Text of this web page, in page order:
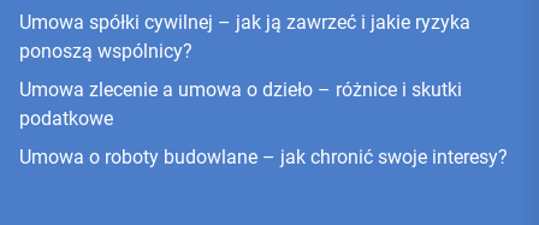
Umowa spółki cywilnej – jak ją zawrzeć i jakie ryzyka
ponoszą wspólnicy?
Umowa zlecenie a umowa o dzieło – różnice i skutki
podatkowe
Umowa o roboty budowlane – jak chronić swoje interesy?